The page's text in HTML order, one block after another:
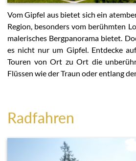
Vom Gipfel aus bietet sich ein
Region, besonders vom berühmten
malerisches Bergpanorama bietet.
es nicht nur um Gipfel. Entdecke
Touren von Ort zu Ort die
Flüssen wie der Traun oder entlang der
Radfahren